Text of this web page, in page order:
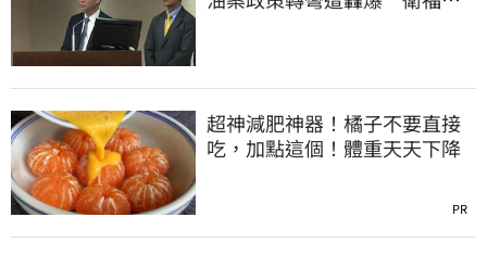
超神減肥神器！橘子不要直接
吃，加點這個！體重天天下降
PR